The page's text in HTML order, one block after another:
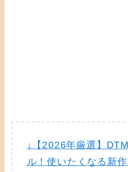
↓【2026年厳選】
ル！使いたくなる新